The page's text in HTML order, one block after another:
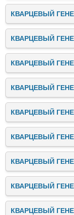
КВАРЦЕВЫЙ
КВАРЦЕВЫЙ
КВАРЦЕВЫЙ
КВАРЦЕВЫЙ
КВАРЦЕВЫЙ
КВАРЦЕВЫЙ
КВАРЦЕВЫЙ
КВАРЦЕВЫЙ
КВАРЦЕВЫЙ